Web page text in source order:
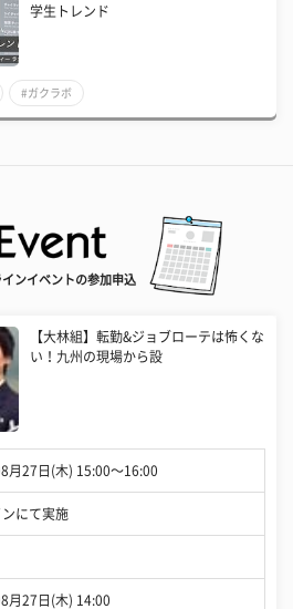
学生トレンド
#ガクラボ
インイベントの参加申込
【大林組】転勤&ジョブローテは怖くな
い！九州の現場から設
月27日(木) 15:00〜16:00
にて実施
月27日(木) 14:00